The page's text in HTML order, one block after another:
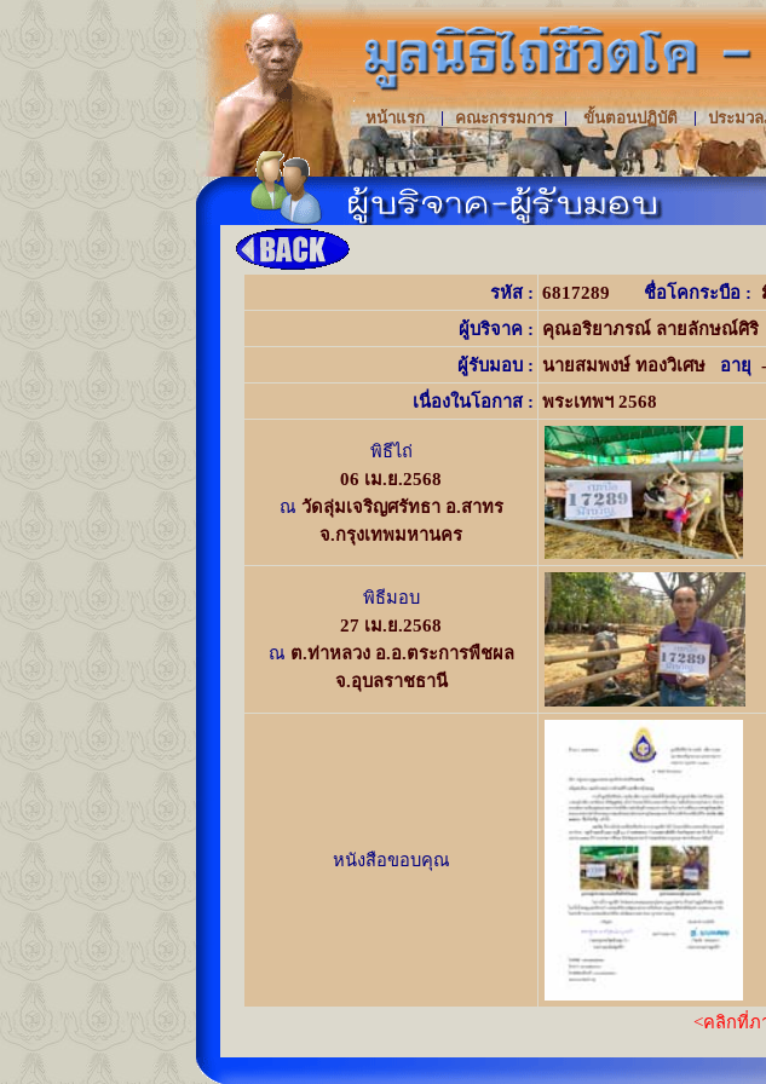
หน้าแรก | คณะกรรมการ | ขั้นตอนปฏิบัติ | ประมว
รหัส : 6817289 ชื่อโคกระบือ :
ผู้บริจาค : คุณอริยาภรณ์ ลายลักษณ์ศิริ
ผู้รับมอบ : นายสมพงษ์ ทองวิเศษ อายุ -
เนื่องในโอกาส : พระเทพฯ 2568
พิธีไถ่
06 เม.ย.2568
ณ วัดลุ่มเจริญศรัทธา อ.สาทร
จ.กรุงเทพมหานคร
พิธีมอบ
27 เม.ย.2568
ณ ต.ท่าหลวง อ.อ.ตระการพืชผล
จ.อุบลราชธานี
หนังสือขอบคุณ
<คลิกที่ภ